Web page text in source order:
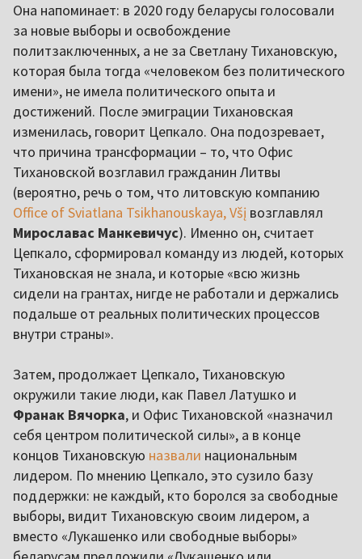
Она напоминает: в 2020 году беларусы голосовали
за новые выборы и освобождение
политзаключенных, а не за Светлану Тихановскую,
которая была тогда «человеком без политического
имени», не имела политического опыта и
достижений. После эмиграции Тихановская
изменилась, говорит Цепкало. Она подозревает,
что причина трансформации – то, что Офис
Тихановской возглавил гражданин Литвы
(вероятно, речь о том, что литовскую компанию
Office of Sviatlana Tsikhanouskaya, Všį возглавлял
Мирославас Манкевичус). Именно он, считает
Цепкало, сформировал команду из людей, которых
Тихановская не знала, и которые «всю жизнь
сидели на грантах, нигде не работали и держались
подальше от реальных политических процессов
внутри страны».
Затем, продолжает Цепкало, Тихановскую
окружили такие люди, как Павел Латушко и
Франак Вячорка, и Офис Тихановской «назначил
себя центром политической силы», а в конце
концов Тихановскую назвали национальным
лидером. По мнению Цепкало, это сузило базу
поддержки: не каждый, кто боролся за свободные
выборы, видит Тихановскую своим лидером, а
вместо «Лукашенко или свободные выборы»